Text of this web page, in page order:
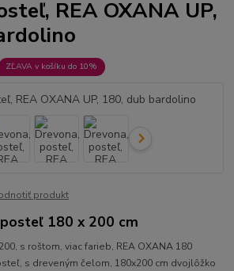
REA OXANA UP,
ZĽAVA v košíku do 10%
produkt
180 x 200 cm
s roštom, viac farieb, REA OXANA 180
s dreveným čelom, 180x200 cm dvojlôžko